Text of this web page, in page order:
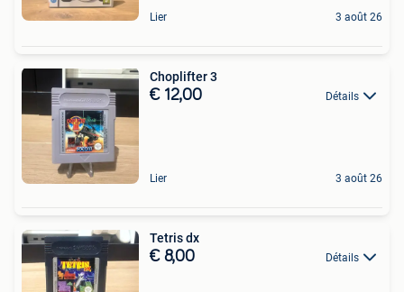
Lier 3 août 26
Choplifter 3
€ 12,00 Détails
Lier 3 août 26
Tetris dx
€ 8,00 Détails